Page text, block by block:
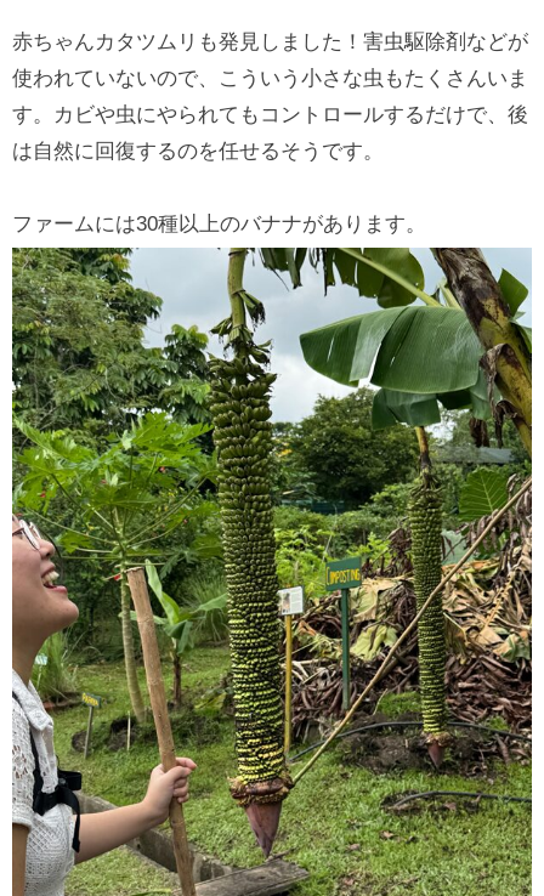
赤ちゃんカタツムリも発見しました！害虫駆除剤などが
使われていないので、こういう小さな虫もたくさんいま
す。カビや虫にやられてもコントロールするだけで、後
は自然に回復するのを任せるそうです。
ファームには30種以上のバナナがあります。